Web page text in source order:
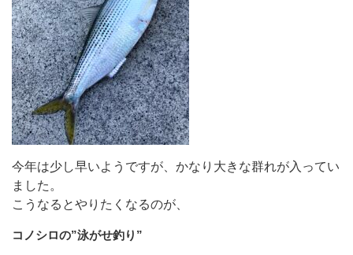
今年は少し早いようですが、かなり大きな群れが入ってい
ました。
こうなるとやりたくなるのが、
コノシロの”泳がせ釣り”